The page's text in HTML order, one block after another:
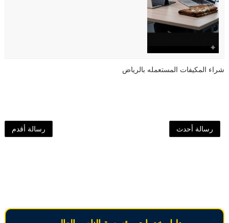
شراء المكيفات المستعمله بالرياض
رسالة أحدث رسالة أقدم